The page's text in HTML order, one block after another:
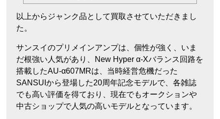
以上からジャンク品として買取させていただきまし
た。
サンスイのプリメインアンプは、個性が強く、いま
だ根強い人気があり、New Hyper α-Xバランス回路を
搭載したAU-α607MRは、当時経営危機だった
SANSUIから登場した20周年記念モデルで、各雑誌
でも高い評価を得ており、現在でもオークションや
中古ショップで人気の高いモデルとなっています。